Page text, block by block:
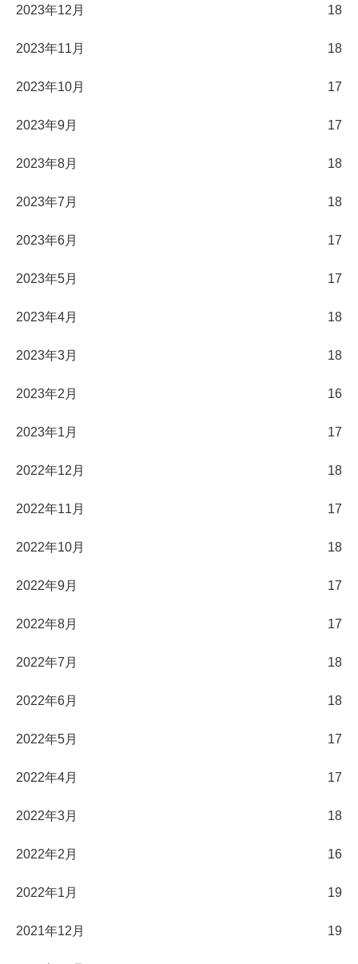
2023年12月 18
2023年11月 18
2023年10月 17
2023年9月 17
2023年8月 18
2023年7月 18
2023年6月 17
2023年5月 17
2023年4月 18
2023年3月 18
2023年2月 16
2023年1月 17
2022年12月 18
2022年11月 17
2022年10月 18
2022年9月 17
2022年8月 17
2022年7月 18
2022年6月 18
2022年5月 17
2022年4月 17
2022年3月 18
2022年2月 16
2022年1月 19
2021年12月 19